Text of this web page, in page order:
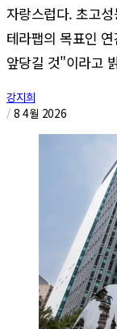
자랑스럽다. 초고
테라팹의 목표인
앞당길 것"이라고
강지희
/ 8 4월 2026